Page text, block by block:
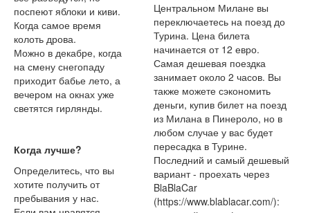
поспеют яблоки и киви.
Когда самое время
колоть дрова.
Можно в декабре, когда
на смену снегопаду
приходит бабье лето, а
вечером на окнах уже
светятся гирлянды.
Когда лучше?
Определитесь, что вы
хотите получить от
пребывания у нас.
Центральном Милане вы
переключаетесь на поезд до
Турина. Цена билета
начинается от 12 евро.
Самая дешевая поездка
занимает около 2 часов. Вы
также можете сэкономить
деньги, купив билет на поезд
из Милана в Пинероло, но в
любом случае у вас будет
пересадка в Турине.
Последний и самый дешевый
вариант - проехать через
BlaBlaCar
(https://www.blablacar.com/):